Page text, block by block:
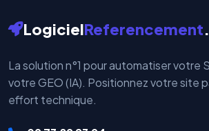
LogicielReferencement
La solution n°1 pour automatiser votre
votre GEO (IA). Positionnez votre site
effort technique.